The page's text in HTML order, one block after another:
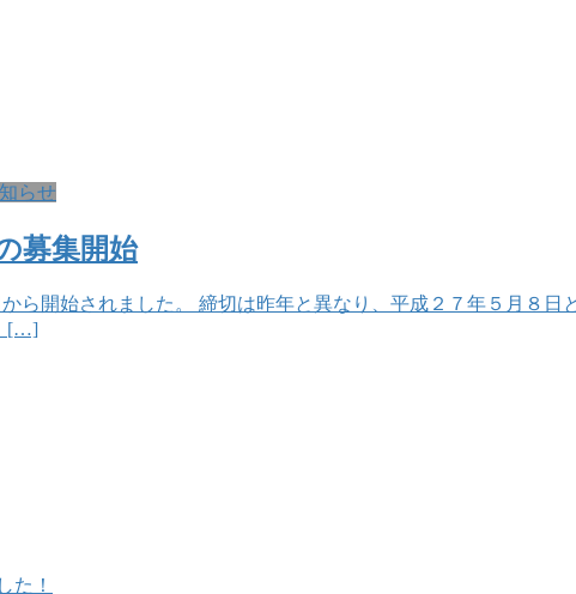
らせ
募集開始
ら開始されました。 締切は昨年と異なり、平成２７年５月８
[…]
た！